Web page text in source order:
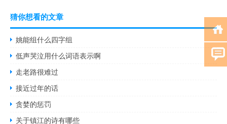
猜你想看的文章
姚能组什么四字组
低声哭泣用什么词语表示啊
走老路很难过
接近过年的话
贪婪的惩罚
关于镇江的诗有哪些